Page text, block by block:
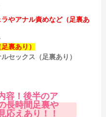
やアナル責めなど（足裏あ
裏あり）
セックス（足裏あり）
容！後半のア
長時間足裏や
応えあり！！